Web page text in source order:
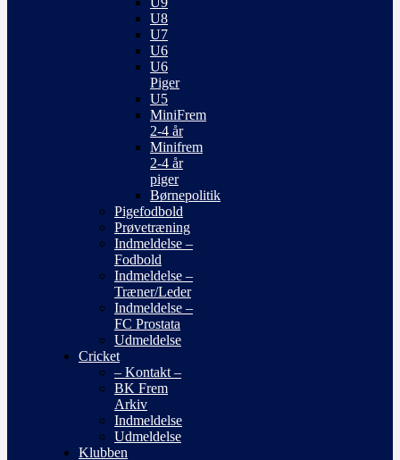
U8
U7
U6
U6
Piger
U5
MiniFrem
2-4 år
Minifrem
2-4 år
piger
Børnepolitik
Pigefodbold
Prøvetræning
Indmeldelse –
Fodbold
Indmeldelse –
Træner/Leder
Indmeldelse –
FC Prostata
Udmeldelse
Cricket
– Kontakt –
BK Frem
Arkiv
Indmeldelse
Udmeldelse
Klubben